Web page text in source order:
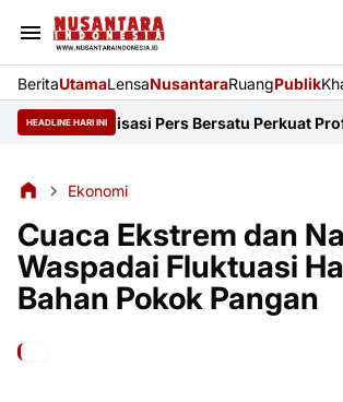
BeritaUtamaLensaNusantaraRuangPublik
HEADLINE HARI INI
Organisasi Pers Bersatu Perkuat
Ekonomi
Cuaca Ekstrem dan
Waspadai Fluktuasi
Bahan Pokok Pangan